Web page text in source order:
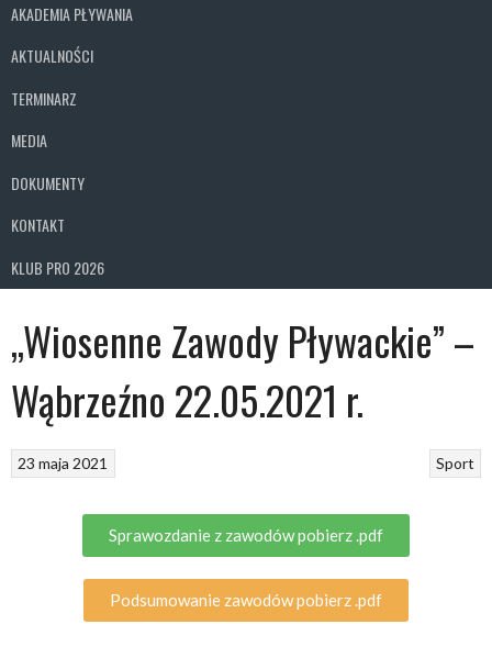
AKADEMIA PŁYWANIA
AKTUALNOŚCI
TERMINARZ
MEDIA
DOKUMENTY
KONTAKT
KLUB PRO 2026
„Wiosenne Zawody Pływackie” –
Wąbrzeźno 22.05.2021 r.
Sport
23 maja 2021
Sprawozdanie z zawodów pobierz .pdf
Podsumowanie zawodów pobierz .pdf